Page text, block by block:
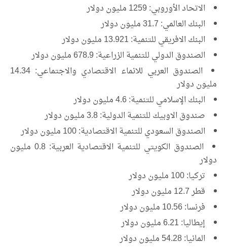
الاتحاد الأوروبي: 1259 مليون دولار
البنك العالمي: 31.7 مليون دولار
البنك الافريقي للتنمية: 13.921 مليون دولار
الصندوق الدولي للتنمية الزراعية: 678.9 مليون دولار
الصندوق العربي للانماء الاقتصادي والاجتماعي: 14.34
مليون دولار
البنك الإسلامي للتنمية: 4.6 مليون دولار
صندوق الاوبيك للتنمية الدولية: 3.8 مليون دولار
الصندوق السعودي للتنمية الاقتصادية: 100 مليون دولار
الصندوق الكويتي للتنمية الاقتصادية العربية: 0.8 مليون
دولار
تركيا: 100 مليون دولار
قطر 12.7 مليون دولار
فرنسا: 10.56 مليون دولار
إيطاليا: 6.21 مليون دولار
المانيا: 54.28 مليون دولار